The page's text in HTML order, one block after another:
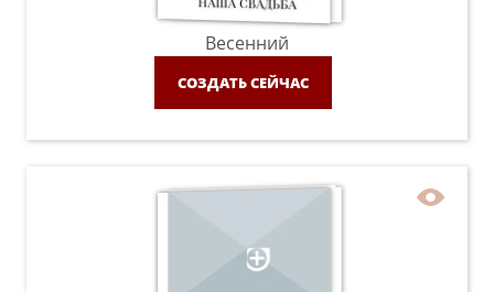
Весенний
СОЗДАТЬ СЕЙЧАС